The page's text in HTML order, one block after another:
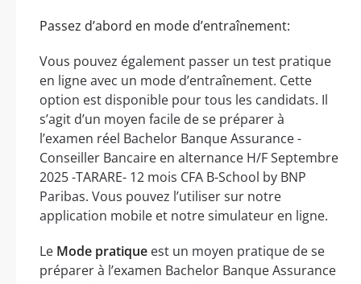
Passez d’abord en mode d’entraînement:
Vous pouvez également passer un test pratique
en ligne avec un mode d’entraînement. Cette
option est disponible pour tous les candidats. Il
s’agit d’un moyen facile de se préparer à
l’examen réel Bachelor Banque Assurance -
Conseiller Bancaire en alternance H/F Septembre
2025 -TARARE- 12 mois CFA B-School by BNP
Paribas. Vous pouvez l’utiliser sur notre
application mobile et notre simulateur en ligne.
Le Mode pratique est un moyen pratique de se
préparer à l’examen Bachelor Banque Assurance